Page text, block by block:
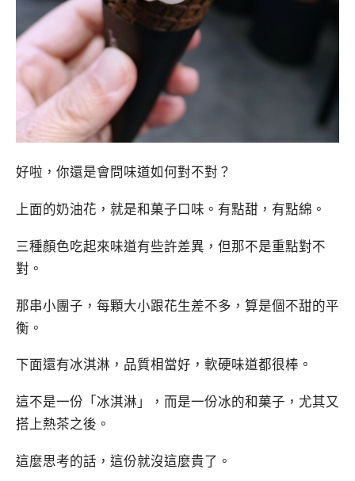
好啦，你還是會問味道如何對不對？
上面的奶油花，就是和菓子口味。有點甜，有點綿。
三種顏色吃起來味道有些許差異，但那不是重點對不
對。
那串小團子，每顆大小跟花生差不多，算是個不甜的平
衡。
下面還有冰淇淋，品質相當好，軟硬味道都很棒。
這不是一份「冰淇淋」，而是一份冰的和菓子，尤其又
搭上熱茶之後。
這麼思考的話，這份就沒這麼貴了。